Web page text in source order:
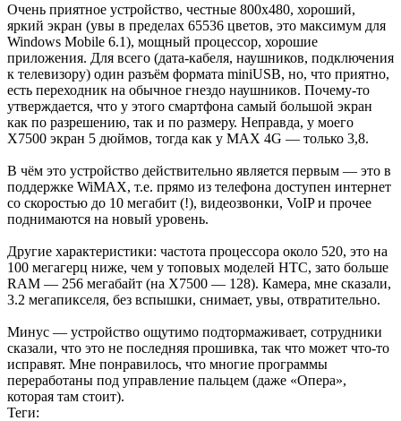
Очень приятное устройство, честные 800x480, хороший,
яркий экран (увы в пределах 65536 цветов, это максимум для
Windows Mobile 6.1), мощный процессор, хорошие
приложения. Для всего (дата-кабеля, наушников, подключения
к телевизору) один разъём формата miniUSB, но, что приятно,
есть переходник на обычное гнездо наушников. Почему-то
утверждается, что у этого смартфона самый большой экран
как по разрешению, так и по размеру. Неправда, у моего
X7500 экран 5 дюймов, тогда как у MAX 4G — только 3,8.
В чём это устройство действительно является первым — это в
поддержке WiMAX, т.е. прямо из телефона доступен интернет
со скоростью до 10 мегабит (!), видеозвонки, VoIP и прочее
поднимаются на новый уровень.
Другие характеристики: частота процессора около 520, это на
100 мегагерц ниже, чем у топовых моделей HTC, зато больше
RAM — 256 мегабайт (на X7500 — 128). Камера, мне сказали,
3.2 мегапикселя, без вспышки, снимает, увы, отвратительно.
Минус — устройство ощутимо подтормаживает, сотрудники
сказали, что это не последняя прошивка, так что может что-то
исправят. Мне понравилось, что многие программы
переработаны под управление пальцем (даже «Опера»,
которая там стоит).
Теги: